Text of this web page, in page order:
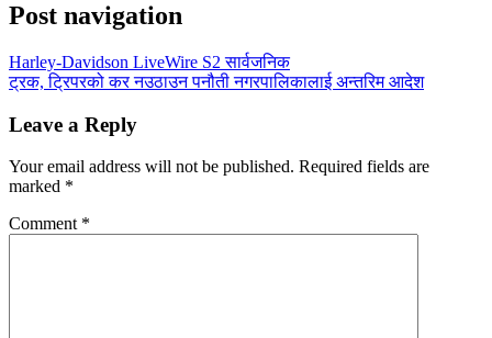
Post navigation
Harley-Davidson LiveWire S2 सार्वजनिक
ट्रक, ट्रिपरको कर नउठाउन पनौती नगरपालिकालाई अन्तरिम आदेश
Leave a Reply
Your email address will not be published. Required fields are
marked *
Comment *